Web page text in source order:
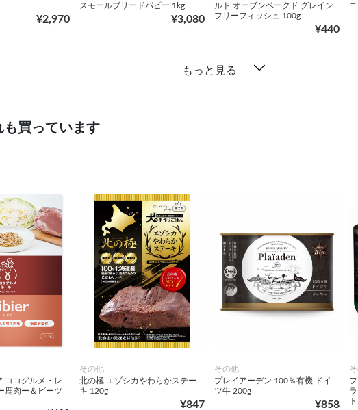
¥2,970
スモールブリードパピー 1kg
¥3,080
ルド オーブンベークド グレイン
フリーフィッシュ 100g
¥440
もっと見る
も買っています
ココグルメ・レ
鹿肉ー＆ビーツ
その他
北の極 エゾシカやわらかステー
キ 120g
¥847
その他
プレイアーデン 100％有機 ドイ
ツ牛 200g
¥858